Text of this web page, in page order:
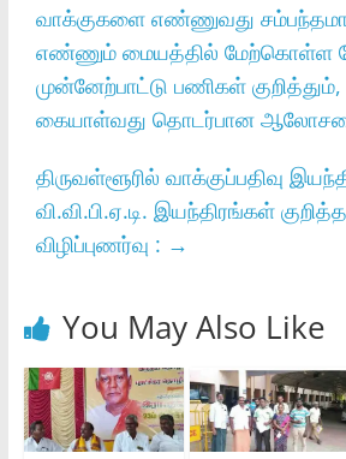
வாக்குகளை எண்ணுவது
எண்ணும்‌ மையத்தில்‌ மேற்கொள்ள
முன்னேற்பாட்டு பணிகள்‌
கையாள்வது தொடர்பான
திருவள்ளூரில் வாக்குப்பதிவு
வி.வி.பி.ஏ.டி. இயந்திரங்கள்
விழிப்புணர்வு : →
You May Also Like